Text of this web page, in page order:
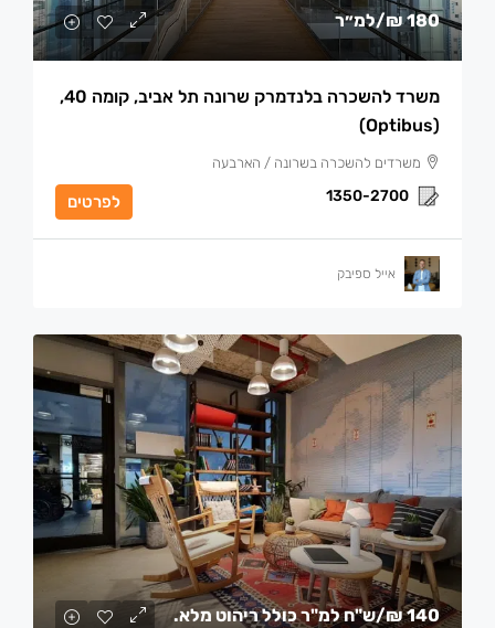
180 ₪ /למ״ר
משרד להשכרה בלנדמרק שרונה תל אביב, קומה 40,
(optibus)
משרדים להשכרה בשרונה / הארבעה
1350-2700 לפרטים
אייל ספיבק
140 ₪ /ש"ח למ"ר כולל ריהוט מלא.